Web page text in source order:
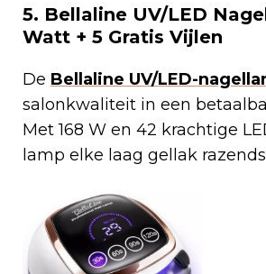
5. Bellaline UV/LED
Watt + 5 Gratis Vijlen
De Bellaline UV/LED-
salonkwaliteit in een
Met 168 W en 42 krachtige
lamp elke laag gellak